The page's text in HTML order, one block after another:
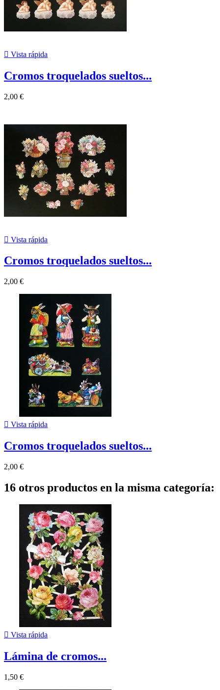
 Vista rápida
Cromos troquelados sueltos...
2,00 €
 Vista rápida
Cromos troquelados sueltos...
2,00 €
 Vista rápida
Cromos troquelados sueltos...
2,00 €
16 otros productos en la misma categoría:
 Vista rápida
Lámina de cromos...
1,50 €